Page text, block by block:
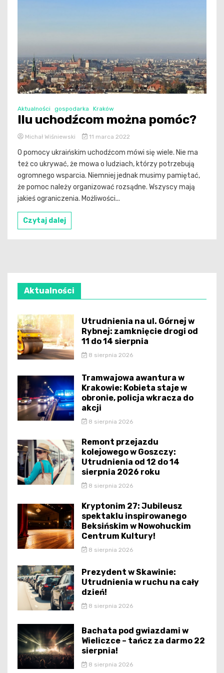
Aktualności gospodarka Kraków
Ilu uchodźcom można pomóc?
Michał Wiśniewski 11 marca 2022
O pomocy ukraińskim uchodźcom mówi się wiele. Nie ma
też co ukrywać, że mowa o ludziach, którzy potrzebują
ogromnego wsparcia. Niemniej jednak musimy pamiętać,
że pomoc należy organizować rozsądne. Wszyscy mają
jakieś ograniczenia. Możliwości...
Czytaj dalej
Aktualności
Utrudnienia na ul. Górnej w
Rybnej: zamknięcie drogi od
11 do 14 sierpnia
8 sierpnia 2026
Tramwajowa awantura w
Krakowie: Kobieta staje w
obronie, policja wkracza do
akcji
8 sierpnia 2026
Remont przejazdu
kolejowego w Goszczy:
Utrudnienia od 12 do 14
sierpnia 2026 roku
8 sierpnia 2026
Kryptonim 27: Jubileusz
spektaklu inspirowanego
Beksińskim w Nowohuckim
Centrum Kultury!
8 sierpnia 2026
Prezydent w Skawinie:
Utrudnienia w ruchu na cały
dzień!
8 sierpnia 2026
Bachata pod gwiazdami w
Wieliczce – tańcz za darmo 22
sierpnia!
8 sierpnia 2026